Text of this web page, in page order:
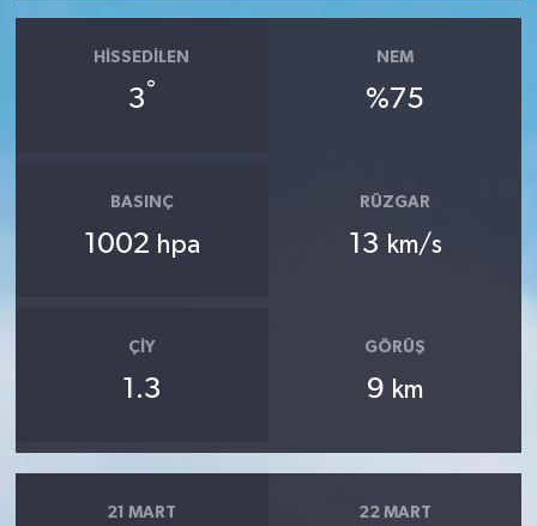
HISSEDILEN
3°
NEM
%75
BASINÇ
1002 hpa
RÜZGAR
13 km/s
ÇIY
1.3
GÖRÜŞ
9 km
21 MART 22 MART